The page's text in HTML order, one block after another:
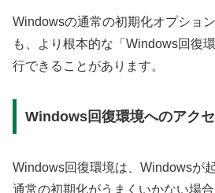
Windowsの通常の初期化オプショ
も、より根本的な「Windows回復
行できることがあります。
Windows回復環境へのアク
Windows回復環境は、Windowsが
通常の初期化がうまくいかない場